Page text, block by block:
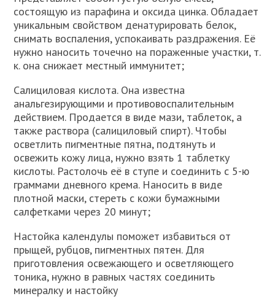
состоящую из парафина и оксида цинка. Обладает
уникальным свойством денатурировать белок,
снимать воспаления, успокаивать раздражения. Её
нужно наносить точечно на пораженные участки, т.
к. она снижает местный иммунитет;
Салициловая кислота. Она известна
анальгезирующими и противовоспалительным
действием. Продается в виде мази, таблеток, а
также раствора (салициловый спирт). Чтобы
осветлить пигментные пятна, подтянуть и
освежить кожу лица, нужно взять 1 таблетку
кислоты. Растолочь её в ступе и соединить с 5-ю
граммами дневного крема. Наносить в виде
плотной маски, стереть с кожи бумажными
салфетками через 20 минут;
Настойка календулы поможет избавиться от
прыщей, рубцов, пигментных пятен. Для
приготовления освежающего и осветляющего
тоника, нужно в равных частях соединить
минералку и настойку